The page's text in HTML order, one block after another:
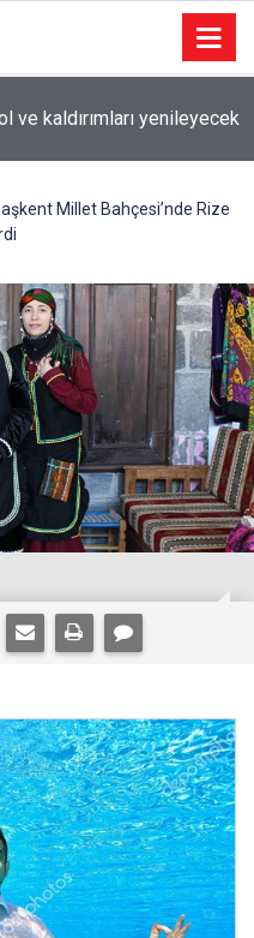
ve kaldırımları yenileyecek
Millet Bahçesi’nde Rize